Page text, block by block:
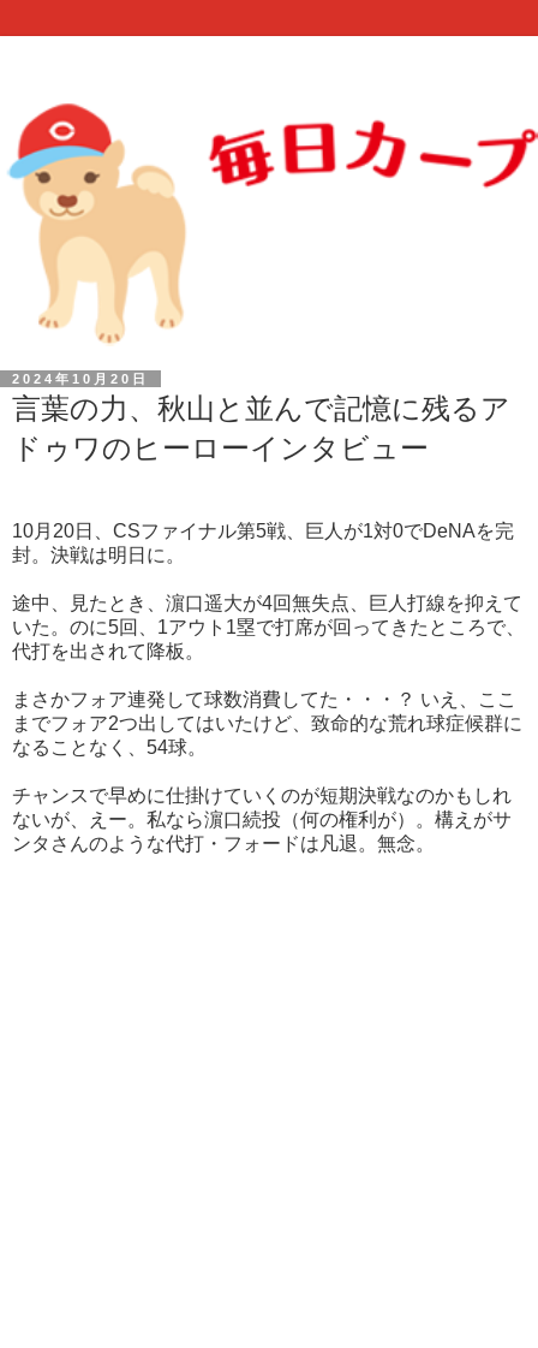
2024年10月20日
言葉の力、秋山と並んで記憶に残るア
ドゥワのヒーローインタビュー
10月20日、CSファイナル第5戦、巨人が1対0でDeNAを完
封。決戦は明日に。
途中、見たとき、濵口遥大が4回無失点、巨人打線を抑えて
いた。のに5回、1アウト1塁で打席が回ってきたところで、
代打を出されて降板。
まさかフォア連発して球数消費してた・・・？ いえ、ここ
までフォア2つ出してはいたけど、致命的な荒れ球症候群に
なることなく、54球。
チャンスで早めに仕掛けていくのが短期決戦なのかもしれ
ないが、えー。私なら濵口続投（何の権利が）。構えがサ
ンタさんのような代打・フォードは凡退。無念。